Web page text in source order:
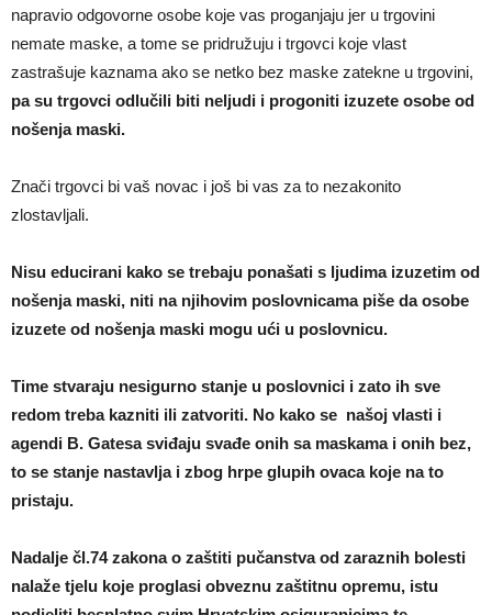
napravio odgovorne osobe koje vas proganjaju jer u trgovini
nemate maske, a tome se pridružuju i trgovci koje vlast
zastrašuje kaznama ako se netko bez maske zatekne u trgovini,
pa su trgovci odlučili biti neljudi i progoniti izuzete osobe od
nošenja maski.
Znači trgovci bi vaš novac i još bi vas za to nezakonito
zlostavljali.
Nisu educirani kako se trebaju ponašati s ljudima izuzetim od
nošenja maski, niti na njihovim poslovnicama piše da osobe
izuzete od nošenja maski mogu ući u poslovnicu.
Time stvaraju nesigurno stanje u poslovnici i zato ih sve
redom treba kazniti ili zatvoriti. No kako se našoj vlasti i
agendi B. Gatesa sviđaju svađe onih sa maskama i onih bez,
to se stanje nastavlja i zbog hrpe glupih ovaca koje na to
pristaju.
Nadalje čl.74 zakona o zaštiti pučanstva od zaraznih bolesti
nalaže tjelu koje proglasi obveznu zaštitnu opremu, istu